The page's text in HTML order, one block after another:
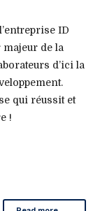
ID
de la
d’ici la
qui réussit et
!